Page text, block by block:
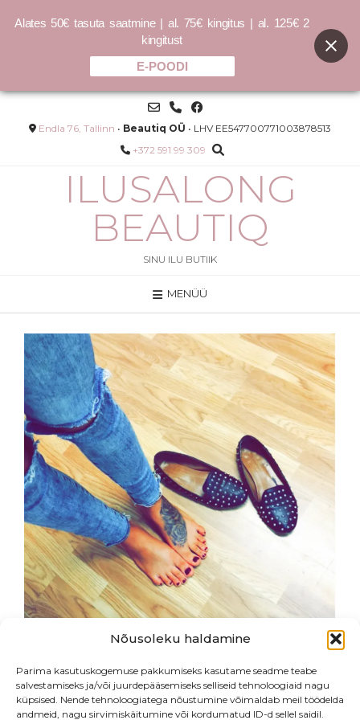
Nõusoleku haldamine
Parima kasutuskogemuse pakkumiseks kasutame seadme teabe
salvestamiseks ja/või juurdepääsemiseks selliseid tehnoloogiaid nagu
küpsised. Nende tehnoloogiatega nõustumine võimaldab meil töödelda
andmeid, nagu sirvimiskäitumine või kordumatud ID-d sellel saidil.
Hydra Medic® Clear Complexion
Drying Lotion - punnipulk
35.00€
4729.73 € /L
LISA
Skip
contentEndla 76, Tallinn • Beautiq OÜ • LHV EE547700771003878513
+372 591 99 309
ILUSALONG
BEAUTIQ
SINU ILU BUTIIK
MENÜÜ
Alates 50€ tasuta saatmine | al. 75€ kingitus | al. 125€ 2
kingitust
E-POODI